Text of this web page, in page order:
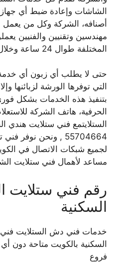
الشاشات وإعادة ضبط أي
أصنافه، الشركة وكل من يعمل
مهندسين وتقنيين والفنيين
المختلفة طوال 24 ساعة وخلال كل أيام الأسبوع كله،
حتى لا يطلب أي زبون أي
التي توفرها الورشة لزبائنها
بتنفيذ هذه الخدمات بشكل
الحرفية، هاتف الشركة
الستلايتمع فني ستلايت هندي
55704664 , ونحن نوفر فني تركيب
لجميع شبكات الاتصال في
مساعد لأهمال فني ستلايت
رقم فني ستلايت
السكنية
خدمات فني دش الستلايت
السكنية بالكويت متاحة دون
فروع